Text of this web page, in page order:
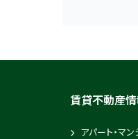
賃貸不動産
アパート・マ